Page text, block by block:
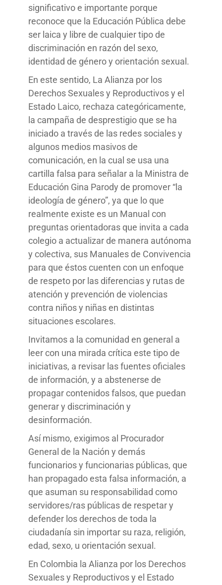
significativo e importante porque
reconoce que la Educación Pública debe
ser laica y libre de cualquier tipo de
discriminación en razón del sexo,
identidad de género y orientación sexual.
En este sentido, La Alianza por los
Derechos Sexuales y Reproductivos y el
Estado Laico, rechaza categóricamente,
la campaña de desprestigio que se ha
iniciado a través de las redes sociales y
algunos medios masivos de
comunicación, en la cual se usa una
cartilla falsa para señalar a la Ministra de
Educación Gina Parody de promover “la
ideología de género”, ya que lo que
realmente existe es un Manual con
preguntas orientadoras que invita a cada
colegio a actualizar de manera autónoma
y colectiva, sus Manuales de Convivencia
para que éstos cuenten con un enfoque
de respeto por las diferencias y rutas de
atención y prevención de violencias
contra niños y niñas en distintas
situaciones escolares.
Invitamos a la comunidad en general a
leer con una mirada crítica este tipo de
iniciativas, a revisar las fuentes oficiales
de información, y a abstenerse de
propagar contenidos falsos, que puedan
generar y discriminación y
desinformación.
Así mismo, exigimos al Procurador
General de la Nación y demás
funcionarios y funcionarias públicas, que
han propagado esta falsa información, a
que asuman su responsabilidad como
servidores/ras públicas de respetar y
defender los derechos de toda la
ciudadanía sin importar su raza, religión,
edad, sexo, u orientación sexual.
En Colombia la Alianza por los Derechos
Sexuales y Reproductivos y el Estado